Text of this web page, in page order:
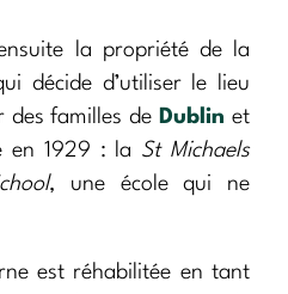
la propriété de la
décide d’utiliser le lieu
des familles de Dublin et
en 1929 : la St Michaels
, une école qui ne
est réhabilitée en tant